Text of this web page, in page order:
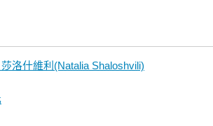
洛什維利(Natalia Shaloshvili)